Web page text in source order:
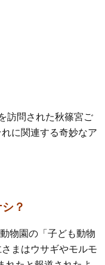
訪問された秋篠宮ご
に関連する奇妙なア
？
物園の「子ども動物
まはウサギやモルモ